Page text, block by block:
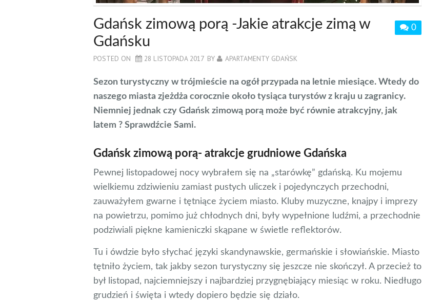
0
Gdańsk zimową porą -Jakie atrakcje zimą w
Gdańsku
POSTED ON 28 LISTOPADA 2017 BY APARTAMENTY GDAŃSK
Sezon turystyczny w trójmieście na ogół przypada na letnie miesiące. Wtedy do
naszego miasta zjeżdża corocznie około tysiąca turystów z kraju u zagranicy.
Niemniej jednak czy Gdańsk zimową porą może być równie atrakcyjny, jak
latem ? Sprawdźcie Sami.
Gdańsk zimową porą- atrakcje grudniowe Gdańska
Pewnej listopadowej nocy wybrałem się na „starówkę” gdańską. Ku mojemu
wielkiemu zdziwieniu zamiast pustych uliczek i pojedynczych przechodni,
zauważyłem gwarne i tętniące życiem miasto. Kluby muzyczne, knajpy i imprezy
na powietrzu, pomimo już chłodnych dni, były wypełnione ludźmi, a przechodnie
podziwiali piękne kamieniczki skąpane w świetle reflektorów.
Tu i ówdzie było słychać języki skandynawskie, germańskie i słowiańskie. Miasto
tętniło życiem, tak jakby sezon turystyczny się jeszcze nie skończył. A przecież to
był listopad, najciemniejszy i najbardziej przygnębiający miesiąc w roku. Niedługo
grudzień i święta i wtedy dopiero będzie się działo.